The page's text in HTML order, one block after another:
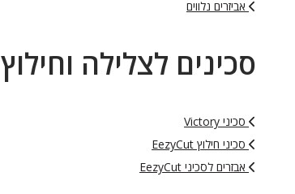
אביזרים נלווים
סכינים לצלילה וחילוץ
סכיני Victory
סכיני חילוץ EezyCut
אבזרים לסכיני EezyCut